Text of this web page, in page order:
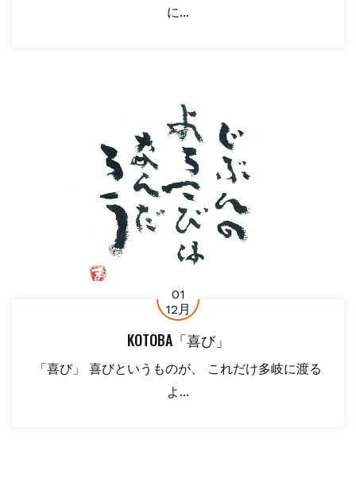
に...
01
12月
KOTOBA「喜び」
「喜び」 喜びというものが、 これだけ多岐に渡る
よ...